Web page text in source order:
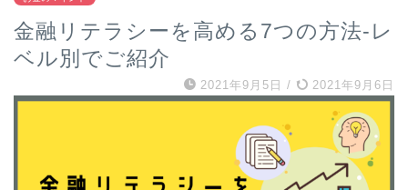
金融リテラシーを高める7つの方法-レ
ベル別でご紹介
2021年9月5日 / 2021年9月6日